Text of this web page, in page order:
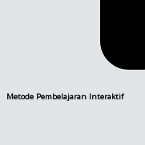
Metode Pembelajaran Interaktif